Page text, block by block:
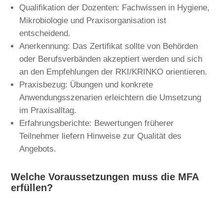
Qualifikation der Dozenten: Fachwissen in Hygiene,
Mikrobiologie und Praxisorganisation ist
entscheidend.
Anerkennung: Das Zertifikat sollte von Behörden
oder Berufsverbänden akzeptiert werden und sich
an den Empfehlungen der RKI/KRINKO orientieren.
Praxisbezug: Übungen und konkrete
Anwendungsszenarien erleichtern die Umsetzung
im Praxisalltag.
Erfahrungsberichte: Bewertungen früherer
Teilnehmer liefern Hinweise zur Qualität des
Angebots.
Welche Voraussetzungen muss die MFA
erfüllen?